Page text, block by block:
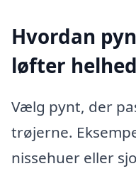
Hvordan
løfter
Vælg pynt, der
trøjerne.
nissehuer eller